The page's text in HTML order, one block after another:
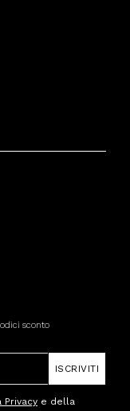
sconto
ISCRIVITI
Privacy e della